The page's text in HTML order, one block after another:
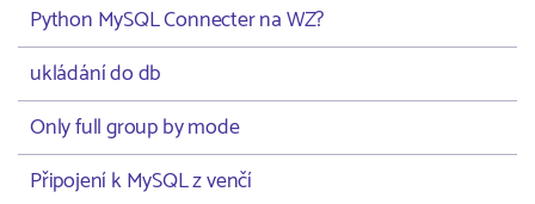
Python MySQL Connecter na WZ?
ukládání do db
Only full group by mode
Připojení k MySQL z venčí